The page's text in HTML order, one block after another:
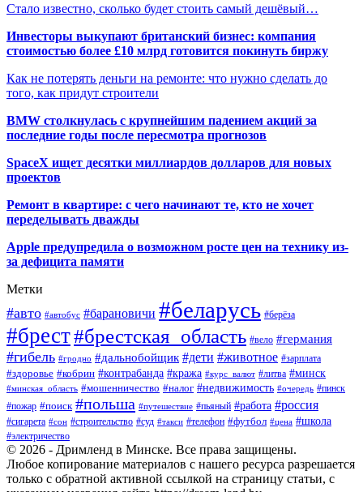
Стало известно, сколько будет стоить самый дешёвый…
Инвесторы выкупают британский бизнес: компания
стоимостью более £10 млрд готовится покинуть биржу
Как не потерять деньги на ремонте: что нужно сделать до
того, как придут строители
BMW столкнулась с крупнейшим падением акций за
последние годы после пересмотра прогнозов
SpaceX ищет десятки миллиардов долларов для новых
проектов
Ремонт в квартире: с чего начинают те, кто не хочет
переделывать дважды
Apple предупредила о возможном росте цен на технику из-
за дефицита памяти
Метки
#авто #автобус #барановичи #беларусь #берёза
#брест#брестская_область #вело #германия
#гибель #гродно #дальнобойщик #дети #животное #зарплата
#здоровье #кобрин #контрабанда #кража #курс_валют #литва #минск
#минская_область #мошенничество #налог #недвижимость #очередь #пинск
#пожар #поиск #польша #путешествие #пьяный #работа #россия
#сигарета #сон #строительство #суд #такси #телефон #футбол #цена #школа
#электричество
© 2026 - Дримленд в Минске. Все права защищены.
Любое копирование материалов с нашего ресурса разрешается
только с обратной активной ссылкой на страницу статьи, с